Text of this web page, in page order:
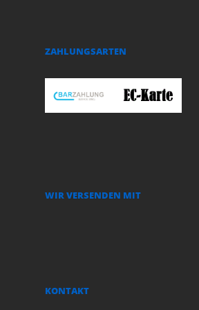
ZAHLUNGSARTEN
WIR VERSENDEN MIT
KONTAKT